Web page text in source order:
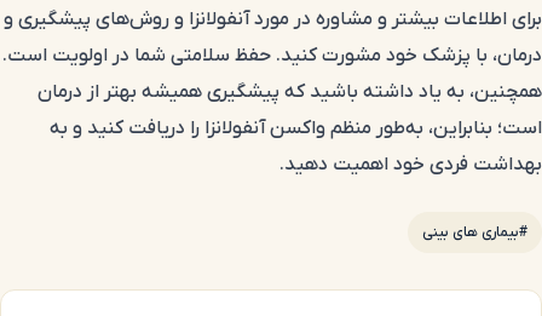
برای اطلاعات بیشتر و مشاوره در مورد آنفولانزا و روش‌های پیشگیری و
درمان، با پزشک خود مشورت کنید. حفظ سلامتی شما در اولویت است.
همچنین، به یاد داشته باشید که پیشگیری همیشه بهتر از درمان
است؛ بنابراین، به‌طور منظم واکسن آنفولانزا را دریافت کنید و به
بهداشت فردی خود اهمیت دهید.
#بیماری های بینی